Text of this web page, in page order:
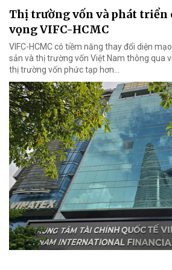
Thị trường vốn và phát triển
vọng VIFC-HCMC
VIFC-HCMC có tiềm năng thay đổi diện
sản và thị trường vốn Việt Nam thông qua
thị trường vốn phức tạp hơn...